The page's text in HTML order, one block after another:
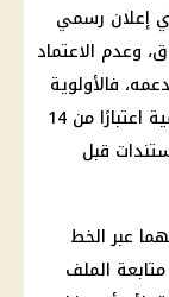
إعلان رسمي
وعدم الاعتماد
فالأولوية
اعتبارًا من 14
قبل
عبر الخط
متابعة الملف